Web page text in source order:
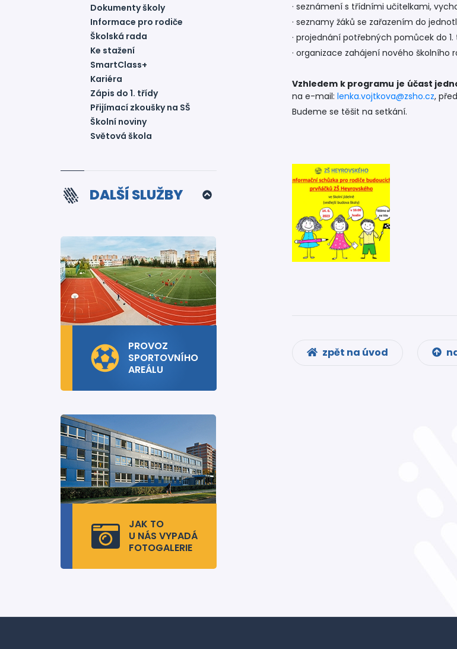
Dokumenty školy
Informace pro rodiče
Školská rada
Ke stažení
SmartClass+
Kariéra
Zápis do 1. třídy
Přijímací zkoušky na SŠ
Školní noviny
Světová škola
DALŠÍ SLUŽBY
PROVOZ
SPORTOVNÍHO
AREÁLU
JAK TO
U NÁS VYPADÁ
FOTOGALERIE
· seznámení s třídními učitelkami,
· seznamy žáků se zařazením do
· projednání potřebných pomůcek do
· organizace zahájení nového školního
Vzhledem k programu je účast
na e-mail: lenka.vojtkova@zsho.cz,
Budeme se těšit na setkání.
zpět na úvod